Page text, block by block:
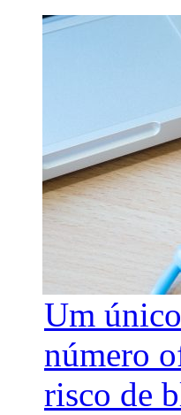
Um
número
risco de